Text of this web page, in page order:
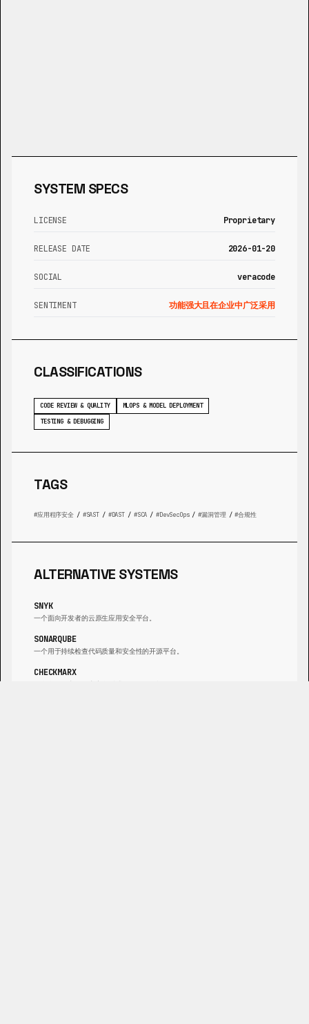
SYSTEM SPECS
LICENSE Proprietary
RELEASE DATE 2026-01-20
SOCIAL veracode
SENTIMENT 功能强大且在企业中广泛采用
CLASSIFICATIONS
CODE REVIEW & QUALITY
MLOPS & MODEL DEPLOYMENT
TESTING & DEBUGGING
TAGS
应用程序安全 / SAST / DAST / SCA / DevSecOps / 漏洞管理 / 合规性
ALTERNATIVE SYSTEMS
SNYK
一个面向开发者的云原生应用安全平台。
SONARQUBE
一个用于持续检查代码质量和安全性的开源平台。
CHECKMARX
一个全面的应用程序安全测试（AST）平台。